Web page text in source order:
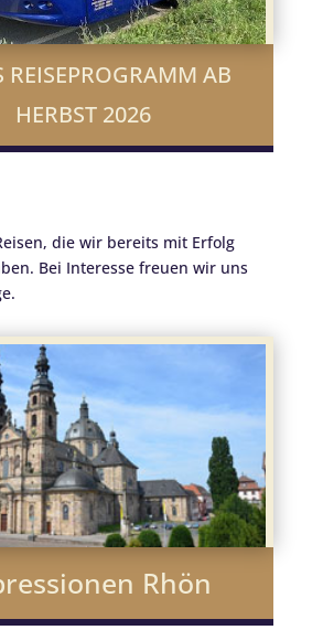
REISEPROGRAMM AB
HERBST 2026
die wir bereits mit Erfolg
Bei Interesse freuen wir uns
Rhön